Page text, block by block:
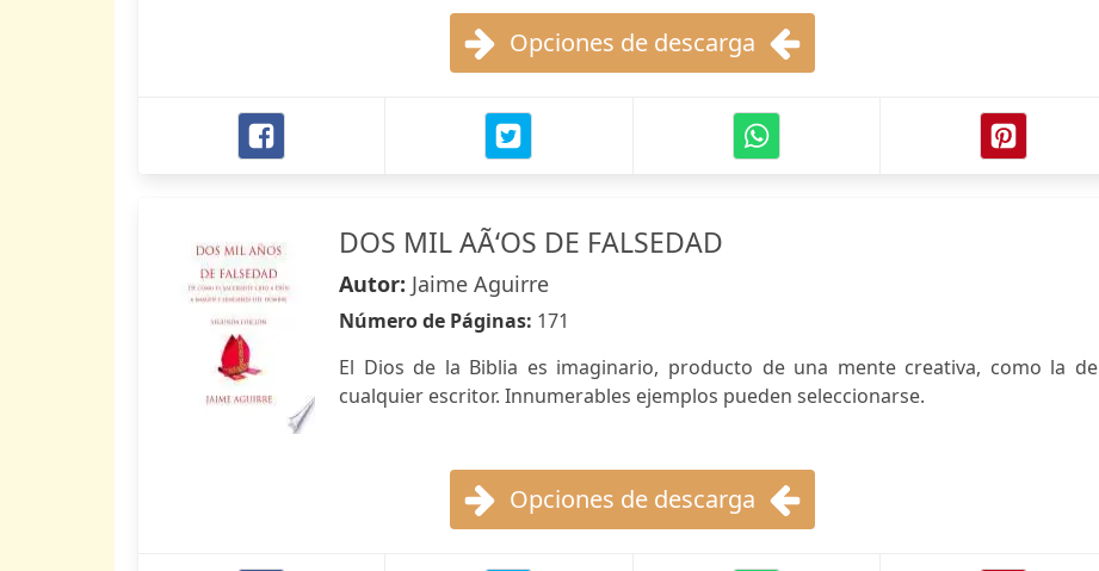
Opciones de descarga
DOS MIL AÃ‘OS DE FALSEDAD
Autor: Jaime Aguirre
Número de Páginas: 171
El Dios de la Biblia es imaginario, producto de una mente creativa, como la de
cualquier escritor. Innumerables ejemplos pueden seleccionarse.
Opciones de descarga